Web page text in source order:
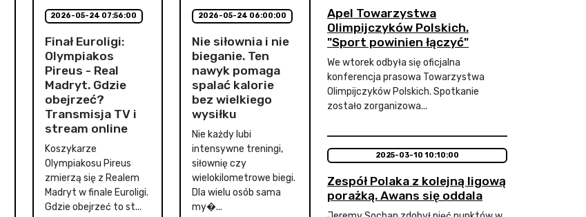
2026-05-24 07:56:00
Finał Euroligi:
Olympiakos
Pireus - Real
Madryt. Gdzie
obejrzeć?
Transmisja TV i
stream online
Koszykarze
Olympiakosu Pireus
zmierzą się z Realem
Madryt w finale Euroligi.
Gdzie obejrzeć to st...
2026-05-24 06:00:00
Nie siłownia i nie
bieganie. Ten
nawyk pomaga
spalać kalorie
bez wielkiego
wysiłku
Nie każdy lubi
intensywne treningi,
siłownię czy
wielokilometrowe biegi.
Dla wielu osób sama
my�...
Apel Towarzystwa
Olimpijczyków Polskich.
"Sport powinien łączyć"
We wtorek odbyła się oficjalna
konferencja prasowa Towarzystwa
Olimpijczyków Polskich. Spotkanie
zostało zorganizowa...
2025-03-10 10:10:00
Zespół Polaka z kolejną ligową
porażką. Awans się oddala